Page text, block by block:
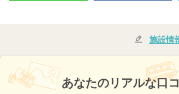
施設情
あなたのリアルな口